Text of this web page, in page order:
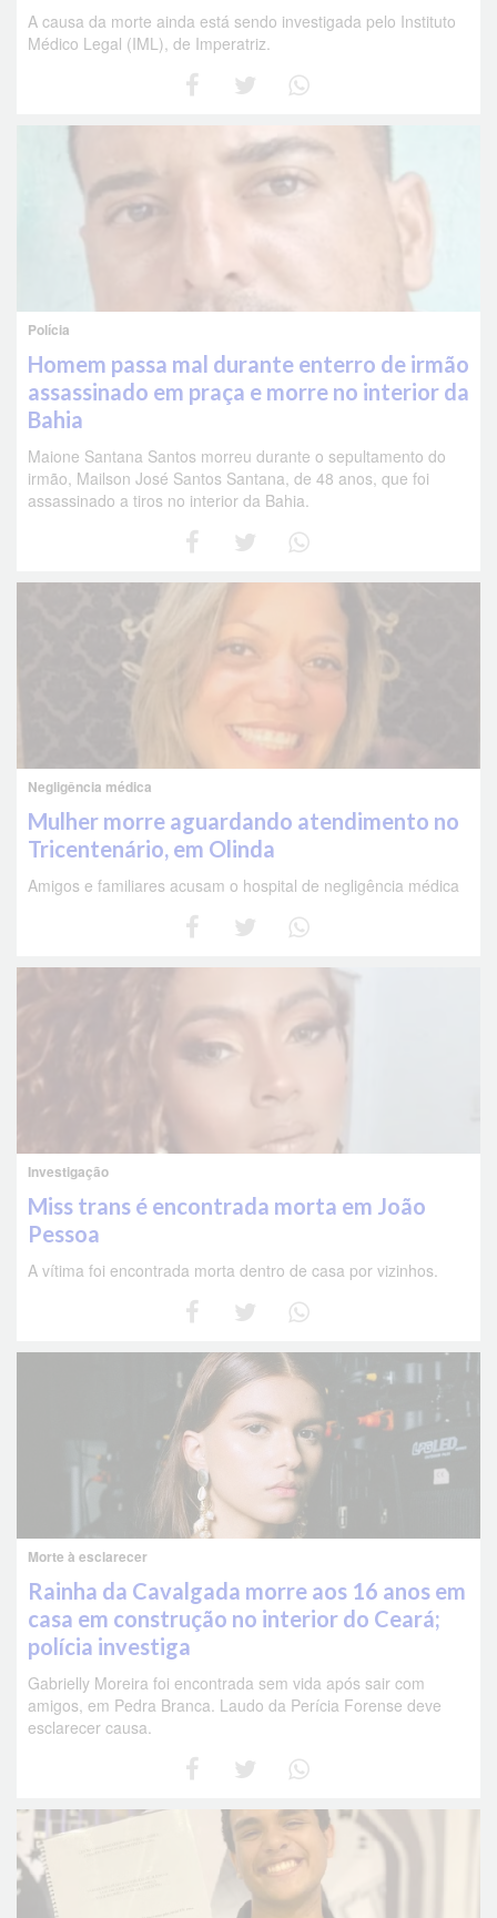
A causa da morte ainda está sendo investigada pelo Instituto
Médico Legal (IML), de Imperatriz.
Polícia
Homem passa mal durante enterro de irmão
assassinado em praça e morre no interior da
Bahia
Maione Santana Santos morreu durante o sepultamento do
irmão, Mailson José Santos Santana, de 48 anos, que foi
assassinado a tiros no interior da Bahia.
Negligência médica
Mulher morre aguardando atendimento no
Tricentenário, em Olinda
Amigos e familiares acusam o hospital de negligência médica
Investigação
Miss trans é encontrada morta em João
Pessoa
A vítima foi encontrada morta dentro de casa por vizinhos.
Morte à esclarecer
Rainha da Cavalgada morre aos 16 anos em
casa em construção no interior do Ceará;
polícia investiga
Gabrielly Moreira foi encontrada sem vida após sair com
amigos, em Pedra Branca. Laudo da Perícia Forense deve
esclarecer causa.